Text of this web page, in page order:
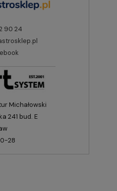
90 24
Michałowski
241 bud. E
28